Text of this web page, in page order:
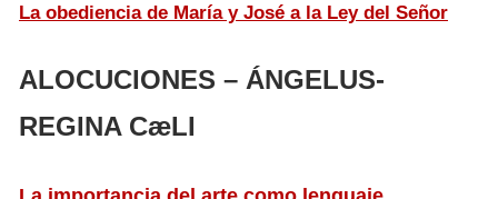
La obediencia de María y José a la Ley del Señor
ALOCUCIONES – ÁNGELUS-
REGINA CæLI